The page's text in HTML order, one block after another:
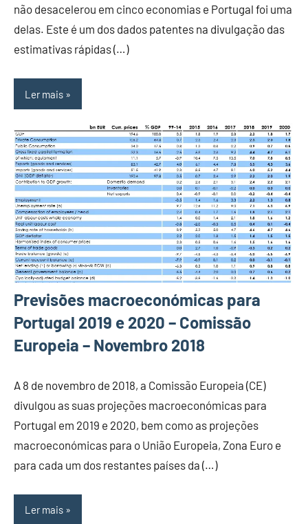
não desacelerou em cinco economias e Portugal foi uma
delas. Este é um dos dados patentes na divulgação das
estimativas rápidas (…)
Ler mais
Previsões macroeconómicas para
Portugal 2019 e 2020 – Comissão
Europeia – Novembro 2018
A 8 de novembro de 2018, a Comissão Europeia (CE)
divulgou as suas projeções macroeconómicas para
Portugal em 2019 e 2020, bem como as projeções
macroeconómicas para o União Europeia, Zona Euro e
para cada um dos restantes países da (…)
Ler mais